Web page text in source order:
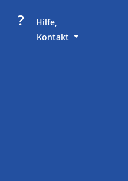
?
     Hilfe,
Kontakt